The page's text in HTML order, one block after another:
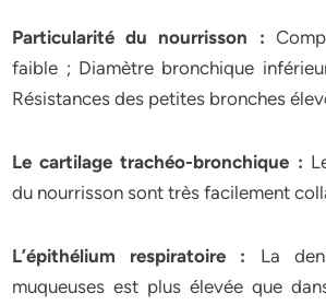
Particularité du nourrisson :
faible ; Diamètre bronchique
Résistances des petites bronches
Le cartilage trachéo-bronchique :
du nourrisson sont très facilement
L’épithélium respiratoire : La
muqueuses est plus élevée que